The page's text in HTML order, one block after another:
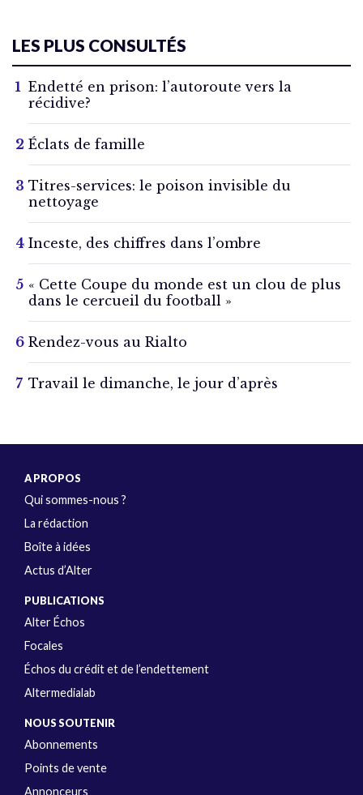
LES PLUS CONSULTÉS
Endetté en prison: l’autoroute vers la
récidive?
Éclats de famille
Titres-services: le poison invisible du
nettoyage
Inceste, des chiffres dans l’ombre
« Cette Coupe du monde est un clou de plus
dans le cercueil du football »
Rendez-vous au Rialto
Travail le dimanche, le jour d’après
A PROPOS
Qui sommes-nous ?
La rédaction
Boîte à idées
Actus d’Alter
PUBLICATIONS
Alter Échos
Focales
Échos du crédit et de l’endettement
Altermedialab
NOUS SOUTENIR
Abonnements
Points de vente
Annonceurs